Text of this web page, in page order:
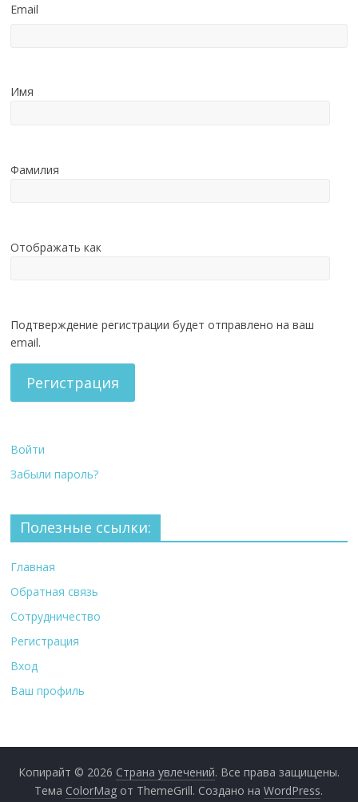
Email
Имя
Фамилия
Отображать как
Подтверждение регистрации будет отправлено на ваш
email.
Регистрация
Войти
Забыли пароль?
Полезные ссылки:
Главная
Обратная связь
Сотрудничество
Регистрация
Вход
Ваш профиль
Копирайт © 2026 Страна увлечений. Все права защищены.
Тема ColorMag от ThemeGrill. Создано наWordPress.